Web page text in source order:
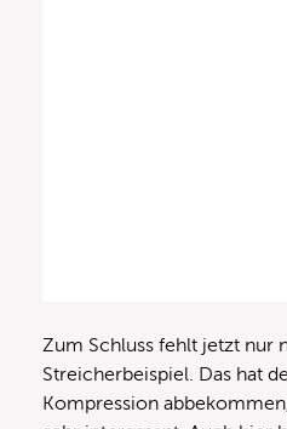
Zum Schluss fehlt jetzt nur
Streicherbeispiel. Das hat
Kompression